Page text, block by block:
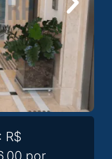
R$
por